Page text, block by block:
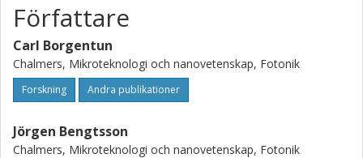
Författare
Carl Borgentun
Chalmers, Mikroteknologi och nanovetenskap, Fotonik
Forskning Andra publikationer
Jörgen Bengtsson
Chalmers, Mikroteknologi och nanovetenskap, Fotonik